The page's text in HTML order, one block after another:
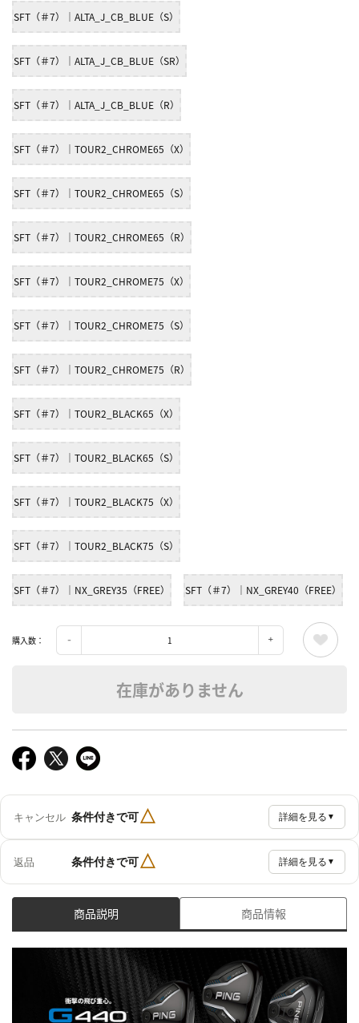
SFT（＃7）｜ALTA_J_CB_BLUE（S）
SFT（＃7）｜ALTA_J_CB_BLUE（SR）
SFT（＃7）｜ALTA_J_CB_BLUE（R）
SFT（＃7）｜TOUR2_CHROME65（X）
SFT（＃7）｜TOUR2_CHROME65（S）
SFT（＃7）｜TOUR2_CHROME65（R）
SFT（＃7）｜TOUR2_CHROME75（X）
SFT（＃7）｜TOUR2_CHROME75（S）
SFT（＃7）｜TOUR2_CHROME75（R）
SFT（＃7）｜TOUR2_BLACK65（X）
SFT（＃7）｜TOUR2_BLACK65（S）
SFT（＃7）｜TOUR2_BLACK75（X）
SFT（＃7）｜TOUR2_BLACK75（S）
SFT（＃7）｜NX_GREY35（FREE） SFT（＃7）｜NX_GREY40（FREE）
購入数：
在庫がありません
キャンセル 条件付きで可△ 詳細を見る ▼
返品 条件付きで可△ 詳細を見る ▼
商品説明 商品情報